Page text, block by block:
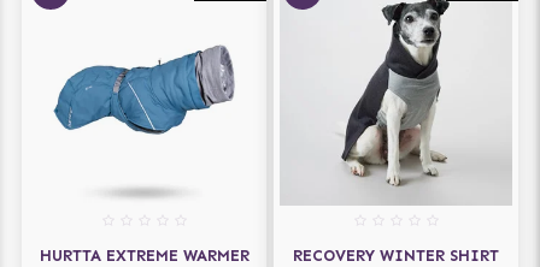
HURTTA EXTREME WARMER
RECOVERY WINTER SHIRT